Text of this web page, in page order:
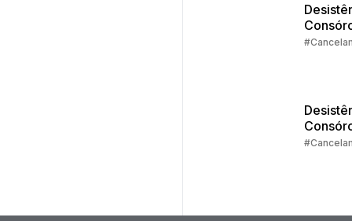
Parte 3
Parte 1 |